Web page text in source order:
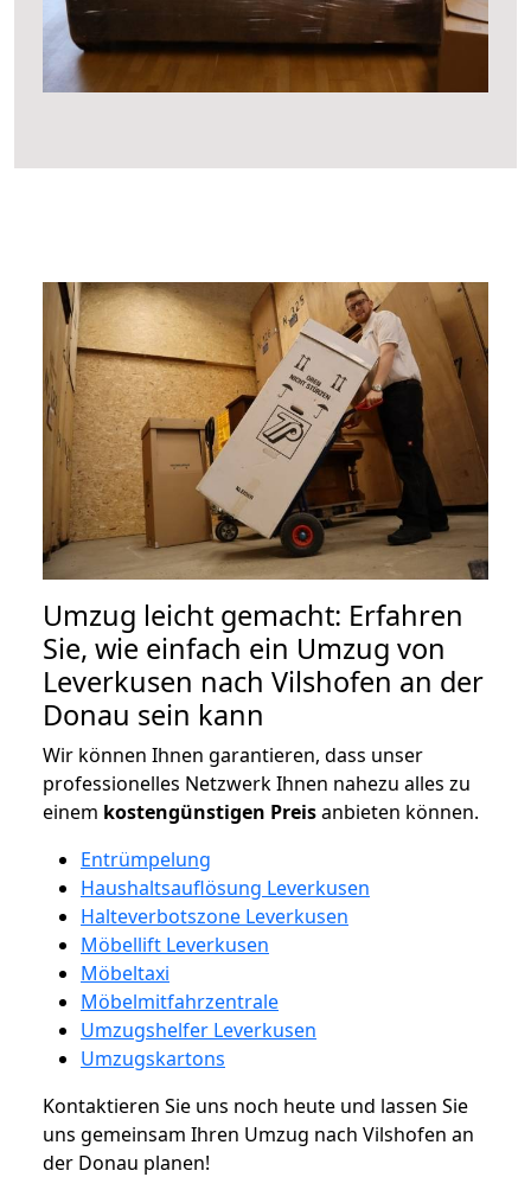
Umzug leicht gemacht: Erfahren
Sie, wie einfach ein Umzug von
Leverkusen nach Vilshofen an der
Donau sein kann
Wir können Ihnen garantieren, dass unser
professionelles Netzwerk Ihnen nahezu alles zu
einem kostengünstigen Preisanbieten können.
Entrümpelung
Haushaltsauflösung Leverkusen
Halteverbotszone Leverkusen
Möbellift Leverkusen
Möbeltaxi
Möbelmitfahrzentrale
Umzugshelfer Leverkusen
Umzugskartons
Kontaktieren Sie uns noch heute und lassen Sie
uns gemeinsam Ihren Umzug nach Vilshofen an
der Donau planen!